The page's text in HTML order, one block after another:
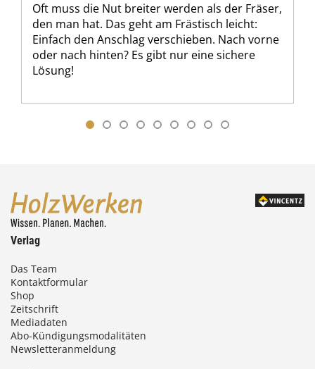
Oft muss die Nut breiter werden als der Fräser,
den man hat. Das geht am Frästisch leicht:
Einfach den Anschlag verschieben. Nach vorne
oder nach hinten? Es gibt nur eine sichere
Lösung!
Verlag
Das Team
Kontaktformular
Shop
Zeitschrift
Mediadaten
Abo-Kündigungsmodalitäten
Newsletteranmeldung